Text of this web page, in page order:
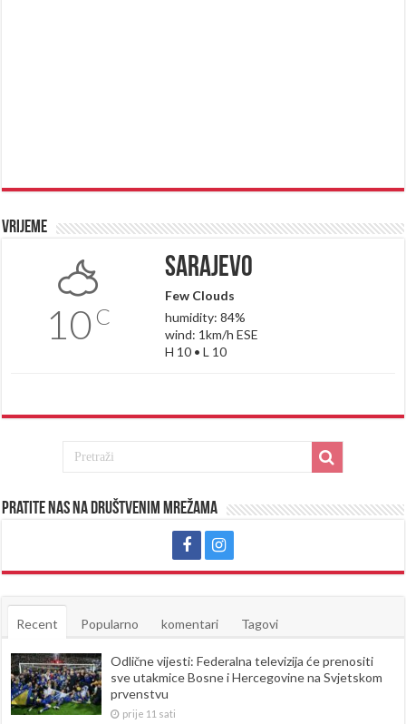
Vrijeme
10 C
Sarajevo
Few Clouds
humidity: 84%
wind: 1km/h ESE
H 10 • L 10
Pratite nas na društvenim mrežama
Recent Popularno komentari Tagovi
Odlične vijesti: Federalna televizija će prenositi
sve utakmice Bosne i Hercegovine na Svjetskom
prvenstvu
prije 11 sati